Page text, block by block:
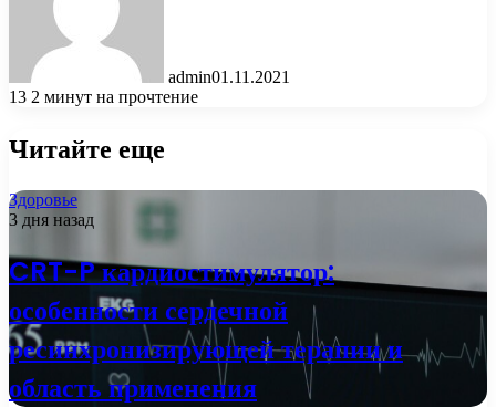
admin01.11.2021
13 2 минут на прочтение
Читайте еще
Здоровье
3 дня назад
CRT-P кардиостимулятор:
особенности сердечной
ресинхронизирующей терапии и
область применения